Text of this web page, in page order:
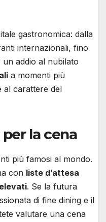
gastronomica: dalla
internazionali, fino
addio al nubilato
a momenti più
al carattere del
la cena
più famosi al mondo.
con liste d’attesa
. Se la futura
di fine dining e il
valutare una cena